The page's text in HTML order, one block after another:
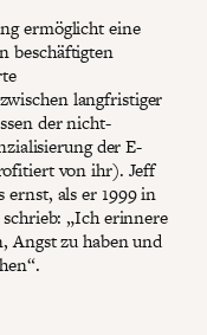
ermöglicht eine
beschäftigten
langfristiger
der nicht-
der E-
von ihr). Jeff
ernst, als er 1999 in
„Ich erinnere
Angst zu haben und